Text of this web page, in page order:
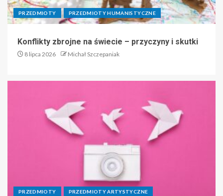
PRZEDMIOTY PRZEDMIOTY HUMANISTYCZNE
Konflikty zbrojne na świecie – przyczyny i skutki
8 lipca 2026 Michał Szczepaniak
PRZEDMIOTY PRZEDMIOTY ARTYSTYCZNE